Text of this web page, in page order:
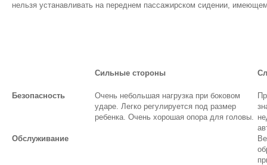
нельзя устанавливать на переднем пассажирском сидении,
Сильные стороны
Безопасность
Очень небольшая нагрузка при боковом
ударе. Легко регулируется под размер
ребенка. Очень хорошая опора для головы.
Обслуживание